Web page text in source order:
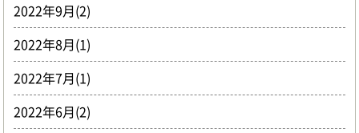
2022年9月(2)
2022年8月(1)
2022年7月(1)
2022年6月(2)